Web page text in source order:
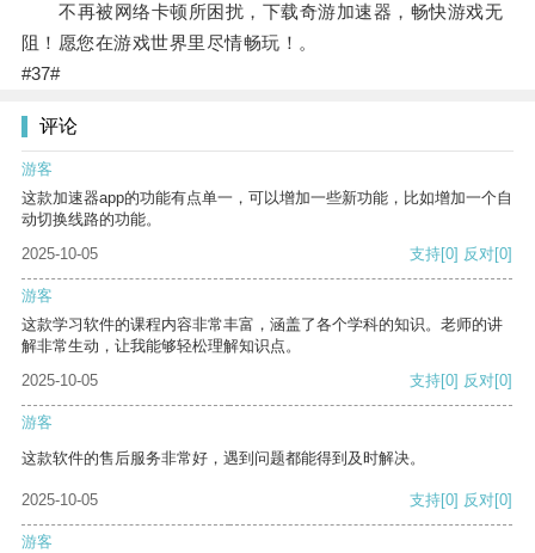
不再被网络卡顿所困扰，下载奇游加速器，畅快游戏无
阻！愿您在游戏世界里尽情畅玩！。
#37#
评论
游客
这款加速器app的功能有点单一，可以增加一些新功能，比如增加一个自
动切换线路的功能。
2025-10-05
支持[0] 反对[0]
游客
这款学习软件的课程内容非常丰富，涵盖了各个学科的知识。老师的讲
解非常生动，让我能够轻松理解知识点。
2025-10-05
支持[0] 反对[0]
游客
这款软件的售后服务非常好，遇到问题都能得到及时解决。
2025-10-05 支持[0] 反对[0]
游客